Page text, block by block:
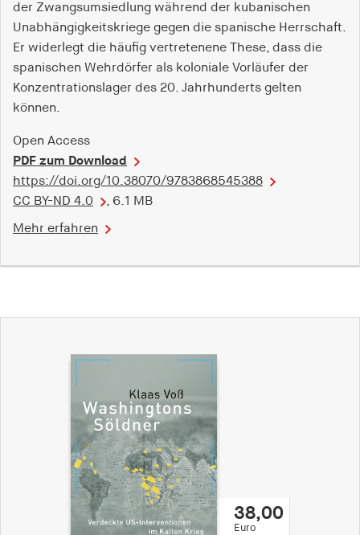
der Zwangsumsiedlung während der kubanischen
Unabhängigkeitskriege gegen die spanische Herrschaft.
Er widerlegt die häufig vertretenene These, dass die
spanischen Wehrdörfer als koloniale Vorläufer der
Konzentrationslager des 20. Jahrhunderts gelten
können.
Open Access
PDF zum Download
https://doi.org/10.38070/9783868545388
CC BY-ND 4.0
, 6.1 MB
Mehr erfahren
38,00
Euro